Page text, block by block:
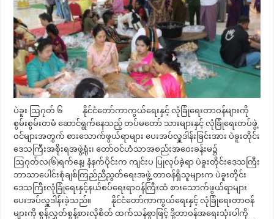
ပဲခူး ဩဂုတ် ၆ နိုင်ငံတော်ကာကွယ်ရေးနှင့် လုံခြုံရေးတာဝန်များကို
စွမ်းစွမ်းတမံ ဆောင်ရွက်နေသည့် တပ်မတော် သားများနှင့် လုံခြုံရေးတပ်ဖွဲ့
ဝင်များအတွက် စားသောက်ဖွယ်ရာများ ပေးအပ်လှူဒါန်းခြင်းအား ပဲခူးတိုင်း
ဒေသကြီးအစိုးရအဖွဲ့ရုံး၊ တော်ဝင်ဟံသာအစည်းအဝေးခန်းမ၌
ဩဂုတ်လ(၆)ရက်နေ့၊ နံနက်ပိုင်းက ကျင်းပ ပြုလုပ်ခဲ့ရာ ပဲခူးတိုင်းဒေသကြီး
ဘာသာပေါင်းစုံချစ်ကြည်ညီညွတ်ရေးအဖွဲ့ တာဝန်ရှိသူများက ပဲခူးတိုင်း
ဒေသကြီးလုံခြုံရေးနှင့်နယ်စပ်ရေးရာဝန်ကြီးထံ စားသောက်ဖွယ်ရာများ
ပေးအပ်လှူဒါန်းခဲ့သည်။ နိုင်ငံတော်ကာကွယ်ရေးနှင့် လုံခြုံရေးတာဝန်
များကို စွန့်လွှတ်စွန့်စားလိုစိတ် ထက်သန်စွာဖြင့် ဒို့တာဝန်အရေးသုံးပါကို